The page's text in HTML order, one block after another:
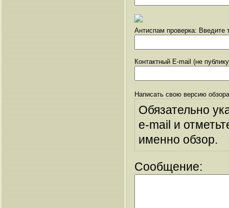
Антиспам проверка: Введите
Контактный E-mail (не
Написать свою версию
Обязательно
e-mail и
именно обзор.
Сообщение: